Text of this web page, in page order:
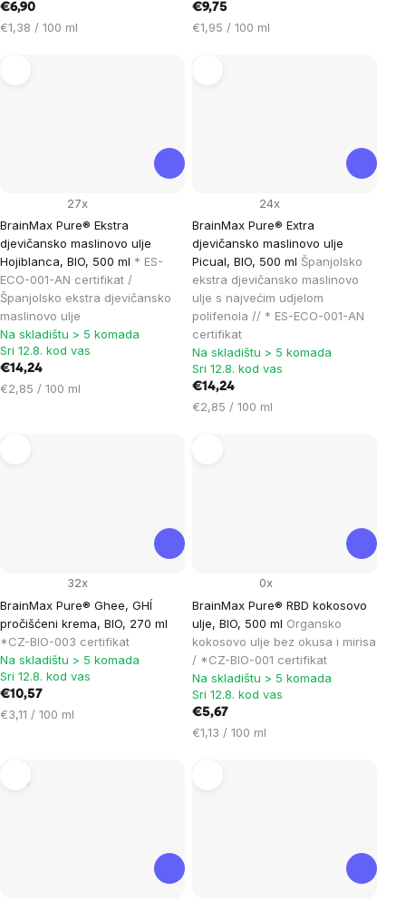
€6,90
Cijena
€1,38 / 100 ml
€9,75
Cijena
€1,95 / 100 ml
BrainMax Pure® Ekstra
djevičansko maslinovo ulje
Hojiblanca, BIO, 500 ml * ES-
ECO-001-AN certifikat /
Španjolsko ekstra djevičansko
maslinovo ulje
27x
Na skladištu > 5 komada
Sri 12.8. kod vas
€14,24
Cijena
€2,85 / 100 ml
BrainMax Pure® Extra
djevičansko maslinovo ulje
Picual, BIO, 500 ml Španjolsko
ekstra djevičansko maslinovo
ulje s najvećim udjelom
polifenola // * ES-ECO-001-AN
certifikat
24x
Na skladištu > 5 komada
Sri 12.8. kod vas
€14,24
Cijena
€2,85 / 100 ml
BrainMax Pure® Ghee, GHÍ
pročišćeni krema, BIO, 270 ml
*CZ-BIO-003 certifikat
32x
Na skladištu > 5 komada
Sri 12.8. kod vas
€10,57
Cijena
€3,11 / 100 ml
BrainMax Pure® RBD kokosovo
ulje, BIO, 500 ml Organsko
kokosovo ulje bez okusa i mirisa
/ *CZ-BIO-001 certifikat
0x
Na skladištu > 5 komada
Sri 12.8. kod vas
€5,67
Cijena
€1,13 / 100 ml